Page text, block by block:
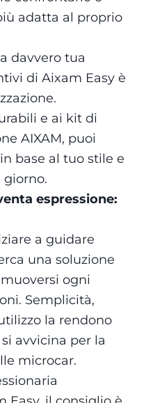
adatta al proprio
davvero tua
di Aixam Easy è
e ai kit di
AIXAM, puoi
base al tuo stile e
giorno.
espressione:
a guidare
una soluzione
ogni
Semplicità,
la rendono
avvicina per la
microcar.